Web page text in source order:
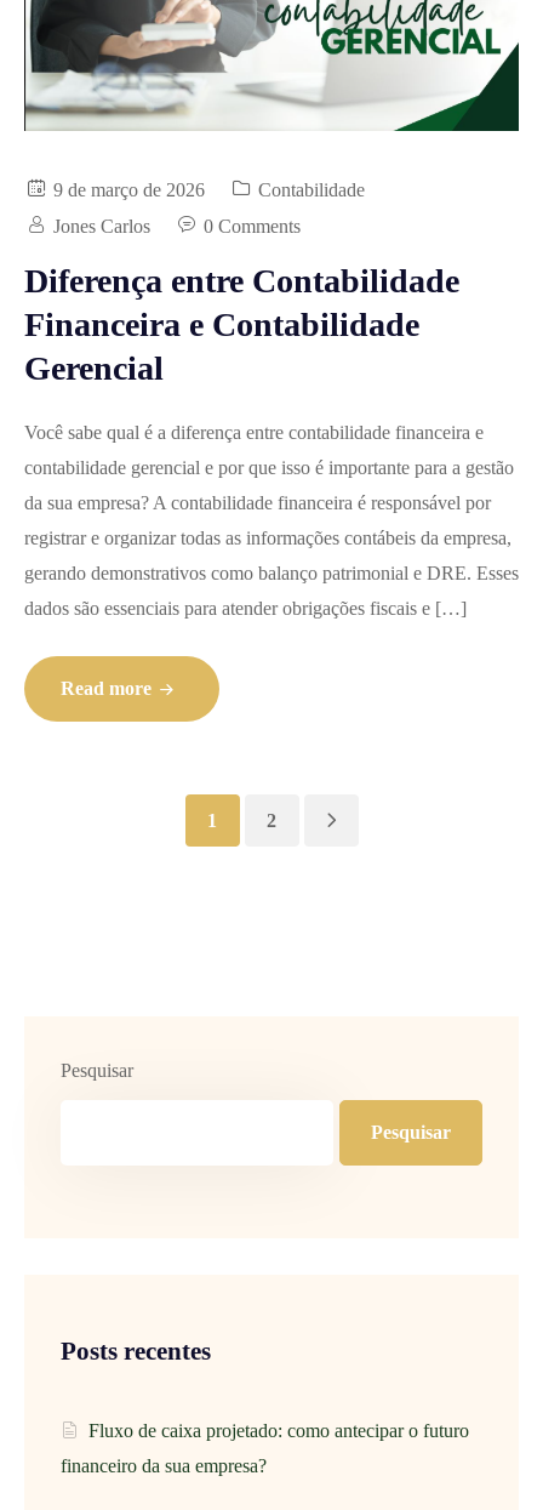
9 de março de 2026
Contabilidade
Jones Carlos
0 Comments
Diferença entre Contabilidade
Financeira e Contabilidade
Gerencial
Você sabe qual é a diferença entre contabilidade financeira e
contabilidade gerencial e por que isso é importante para a gestão
da sua empresa? A contabilidade financeira é responsável por
registrar e organizar todas as informações contábeis da empresa,
gerando demonstrativos como balanço patrimonial e DRE. Esses
dados são essenciais para atender obrigações fiscais e […]
Read more
1 2
Pesquisar
Pesquisar
Posts recentes
Fluxo de caixa projetado: como antecipar o futuro
financeiro da sua empresa?